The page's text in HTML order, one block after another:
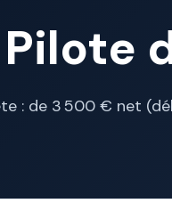
: de 3 500 € net